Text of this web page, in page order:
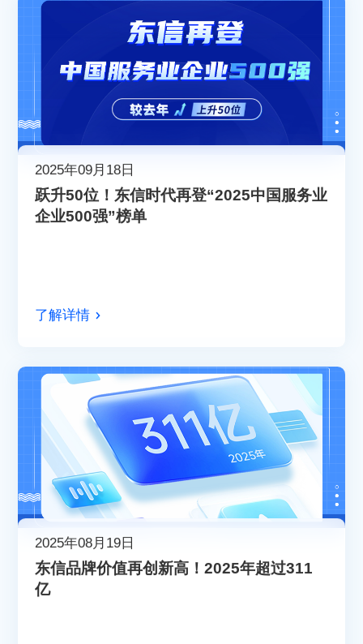
2025年09月18日
跃升50位！东信时代再登“2025中国服务业
企业500强”榜单
了解详情
2025年08月19日
东信品牌价值再创新高！2025年超过311
亿